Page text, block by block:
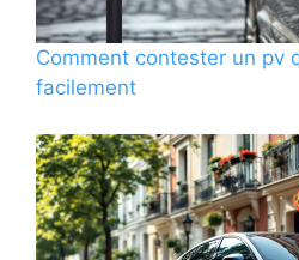
Comment contester un pv
facilement